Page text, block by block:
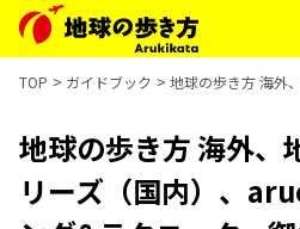
TOP ガイドブック 地球の歩き方 海外
地球の歩き方 海外、
リーズ（国内）、